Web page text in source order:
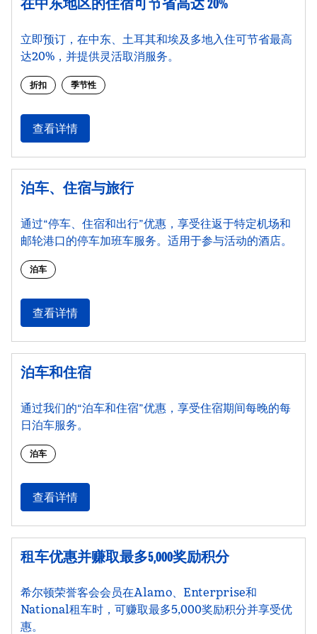
立即预订，在中东、土耳其和埃及多地入住可节省最高
达20%，并提供灵活取消服务。
折扣 季节性
查看详情
泊车、住宿与旅行
通过“停车、住宿和出行”优惠，享受往返于特定机场和
邮轮港口的停车加班车服务。适用于参与活动的酒店。
泊车
查看详情
泊车和住宿
通过我们的“泊车和住宿”优惠，享受住宿期间每晚的每
日泊车服务。
泊车
查看详情
租车优惠并赚取最多5,000奖励积分
希尔顿荣誉客会会员在Alamo、Enterprise和
National租车时，可赚取最多5,000奖励积分并享受优
惠。